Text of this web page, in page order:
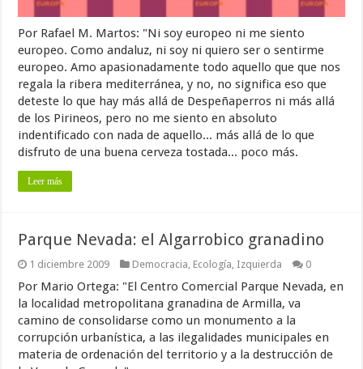
Por Rafael M. Martos: "Ni soy europeo ni me siento
europeo. Como andaluz, ni soy ni quiero ser o sentirme
europeo. Amo apasionadamente todo aquello que que nos
regala la ribera mediterránea, y no, no significa eso que
deteste lo que hay más allá de Despeñaperros ni más allá
de los Pirineos, pero no me siento en absoluto
indentificado con nada de aquello... más allá de lo que
disfruto de una buena cerveza tostada... poco más.
Leer más
Parque Nevada: el Algarrobico granadino
1 diciembre 2009 Democracia Ecología Izquierda 0
Por Mario Ortega: "El Centro Comercial Parque Nevada, en
la localidad metropolitana granadina de Armilla, va
camino de consolidarse como un monumento a la
corrupción urbanística, a las ilegalidades municipales en
materia de ordenación del territorio y a la destrucción de